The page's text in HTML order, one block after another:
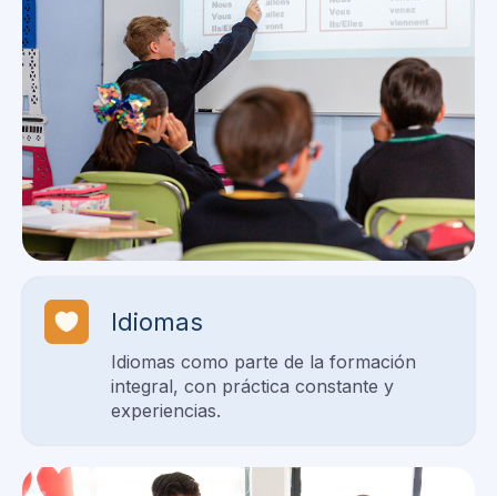
Idiomas
Idiomas como parte de la formación
integral, con práctica constante y
experiencias.